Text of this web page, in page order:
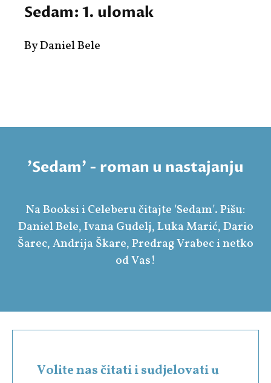
Sedam: 1. ulomak
By Daniel Bele
'Sedam' - roman u nastajanju
Na Booksi i Celeberu čitajte 'Sedam'. Pišu:
Daniel Bele, Ivana Gudelj, Luka Marić, Dario
Šarec, Andrija Škare, Predrag Vrabec i netko
od Vas!
Volite nas čitati i sudjelovati u